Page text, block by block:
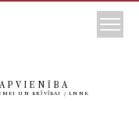
UN BRĪVĪBAI / LNNK